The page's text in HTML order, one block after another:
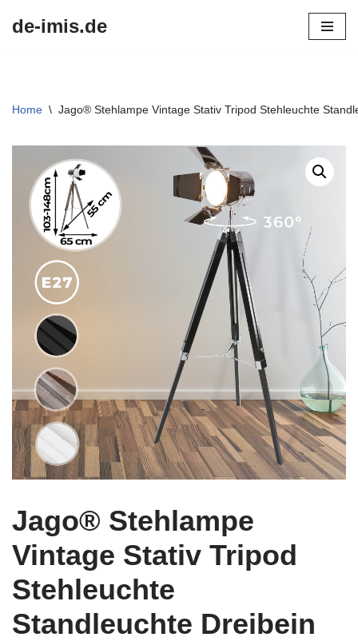
de-imis.de
Home \ Jago® Stehlampe Vintage Stativ Tripod Stehleuchte
Jago® Stehlampe
Vintage Stativ Tripod
Stehleuchte
Standleuchte Dreibein